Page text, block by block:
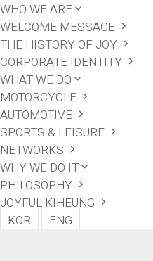
WHO WE ARE
WELCOME MESSAGE
THE HISTORY OF JOY
CORPORATE IDENTITY
WHAT WE DO
MOTORCYCLE
AUTOMOTIVE
SPORTS & LEISURE
NETWORKS
WHY WE DO IT
PHILOSOPHY
JOYFUL KIHEUNG
KOR
ENG